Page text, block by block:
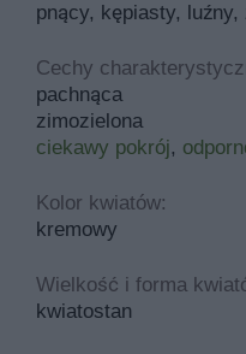
pnący, kępiasty,
Cechy
pachnąca
zimozielona
ciekawy pokrój,
Kolor kwiatów:
kremowy
Wielkość i forma
kwiatostan